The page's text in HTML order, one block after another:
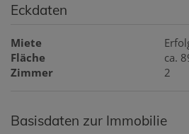
Eckdaten
Miete
Fläche
ca.
Zimmer 2
Basisdaten zur Immobilie